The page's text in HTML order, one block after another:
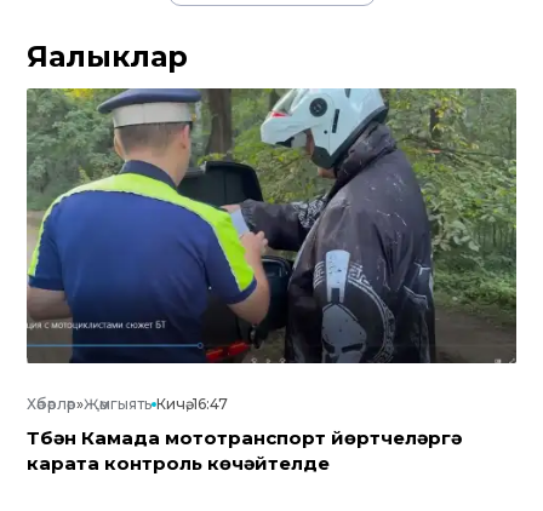
Яңалыклар
Хәбәрләр»Җәмгыять Кичә, 16:47
Түбән Камада мототранспорт йөртүчеләргә
карата контроль көчәйтелде